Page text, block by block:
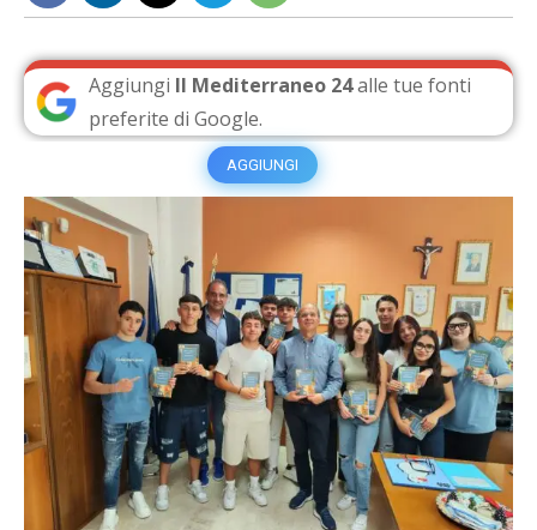
Aggiungi Il Mediterraneo 24alle tue fonti
preferite di Google.
AGGIUNGI